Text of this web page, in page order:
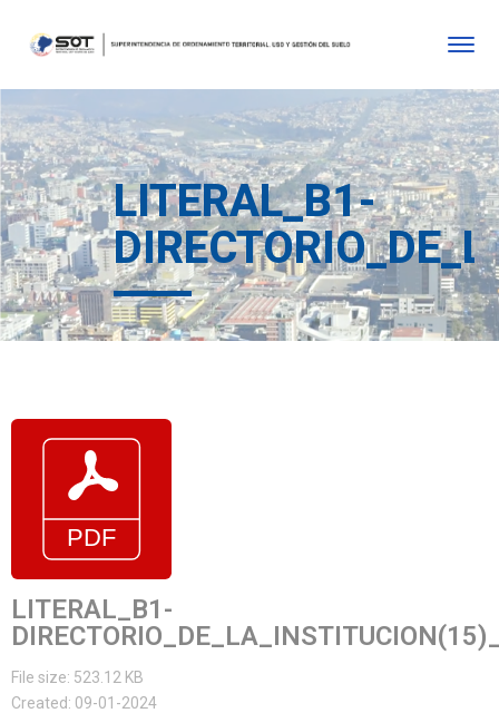
LITERAL_B1-
LITERAL_B1-
File size: 523.12 KB
Created: 09-01-2024